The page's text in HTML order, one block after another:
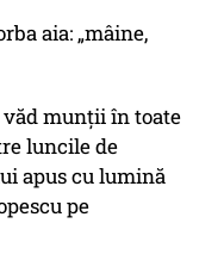
aia: „mâine,
văd munții în toate
luncile de
apus cu lumină
pe